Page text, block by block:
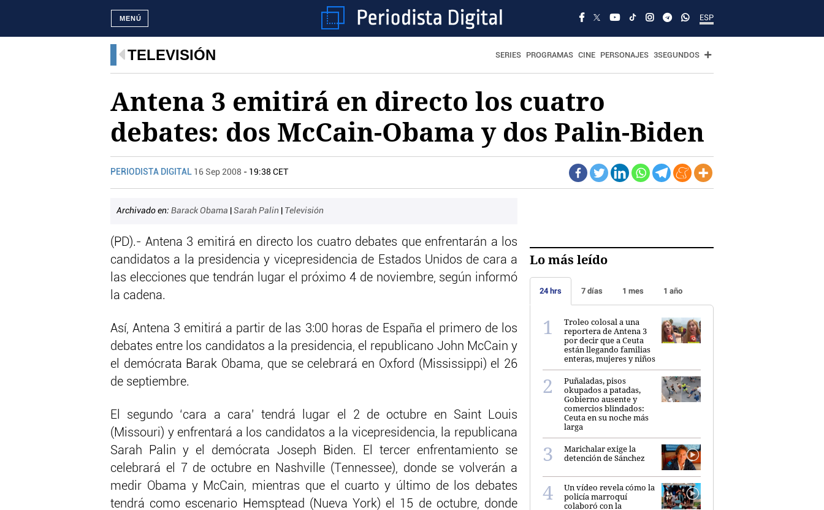
ESP
MENÚ
TELEVISIÓN SERIES PROGRAMAS CINE PERSONAJES 3SEGUNDOS
Antena 3 emitirá en directo los cuatro
debates: dos McCain-Obama y dos Palin-Biden
PERIODISTA DIGITAL 16 Sep 2008 - 19:38 CET
Archivado en: Barack Obama Sarah Palin Televisión
(PD).- Antena 3 emitirá en directo los cuatro debates que enfrentarán a los
candidatos a la presidencia y vicepresidencia de Estados Unidos de cara a
las elecciones que tendrán lugar el próximo 4 de noviembre, según informó
la cadena.
Así, Antena 3 emitirá a partir de las 3:00 horas de España el primero de los
debates entre los candidatos a la presidencia, el republicano John McCain y
el demócrata Barak Obama, que se celebrará en Oxford (Mississippi) el 26
de septiembre.
El segundo ‘cara a cara’ tendrá lugar el 2 de octubre en Saint Louis
(Missouri) y enfrentará a los candidatos a la vicepresidencia, la republicana
Sarah Palin y el demócrata Joseph Biden. El tercer enfrentamiento se
celebrará el 7 de octubre en Nashville (Tennessee), donde se volverán a
medir Obama y McCain, mientras que el cuarto y último de los debates
tendrá como escenario Hemsptead (Nueva York) el 15 de octubre, donde
Lo más leído
24 hrs 7 días 1 mes 1 año
Troleo colosal a una
reportera de Antena 3
por decir que a Ceuta
están llegando familias
enteras, mujeres y niños
Puñaladas, pisos
okupados a patadas,
Gobierno ausente y
comercios blindados:
Ceuta en su noche más
larga
Marichalar exige la
detención de Sánchez
Un vídeo revela cómo la
policía marroquí
colaboró con la